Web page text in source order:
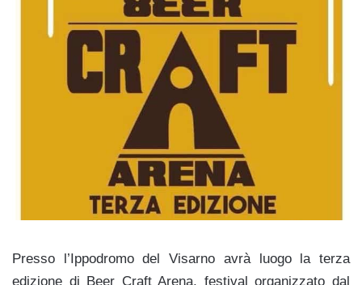
Presso l’Ippodromo del Visarno avrà luogo la terza
edizione di Beer Craft Arena, festival organizzato dal